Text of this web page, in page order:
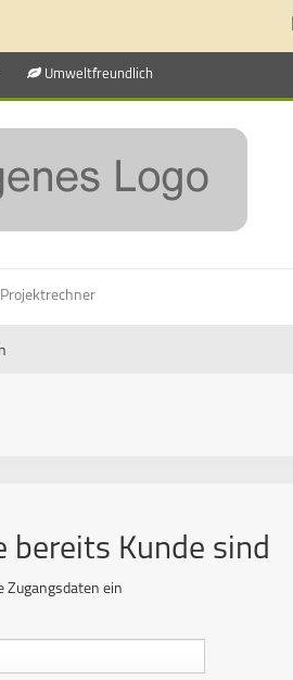
Umweltfreundlich
bereits Kunde sind
Zugangsdaten ein